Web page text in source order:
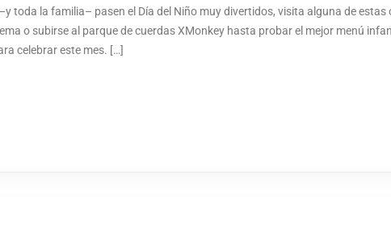
toda la familia– pasen el Día del Niño muy divertidos, visita alguna de estas
o subirse al parque de cuerdas XMonkey hasta probar el mejor menú
celebrar este mes. […]